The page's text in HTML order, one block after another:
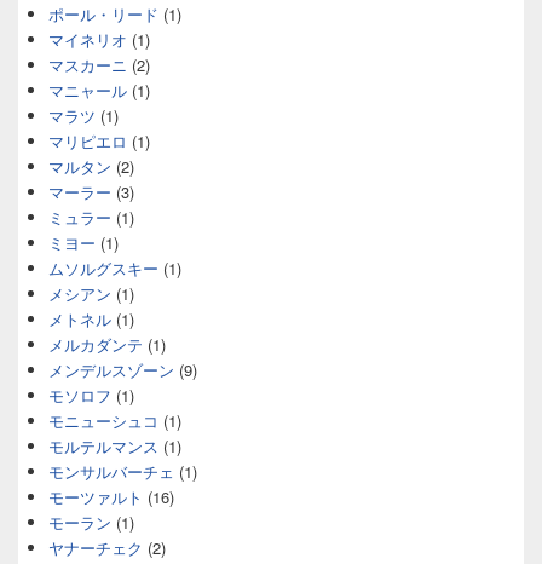
ポール・リード (1)
マイネリオ (1)
マスカーニ (2)
マニャール (1)
マラツ (1)
マリピエロ (1)
マルタン (2)
マーラー (3)
ミュラー (1)
ミヨー (1)
ムソルグスキー (1)
メシアン (1)
メトネル (1)
メルカダンテ (1)
メンデルスゾーン (9)
モソロフ (1)
モニューシュコ (1)
モルテルマンス (1)
モンサルバーチェ (1)
モーツァルト (16)
モーラン (1)
ヤナーチェク (2)